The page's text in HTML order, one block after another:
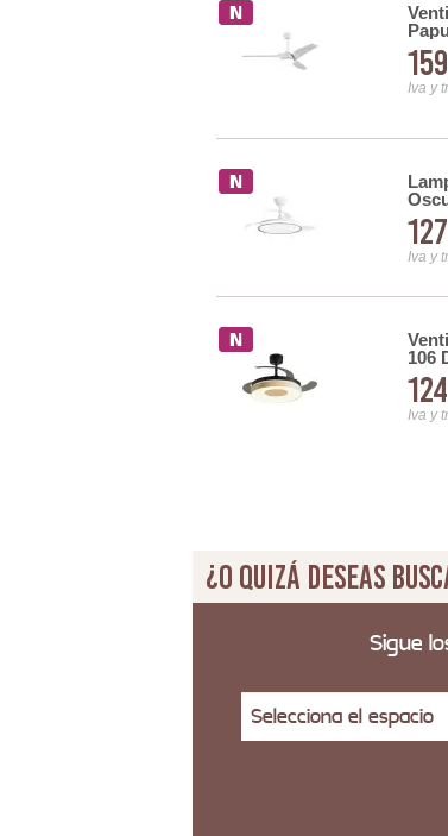
Iva y
Iva y
106
Iva y
¿O quizá deseas
Sigue
Selecciona el espacio